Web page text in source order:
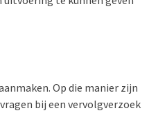
Op die manier zijn
bij een vervolgverzoek